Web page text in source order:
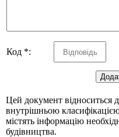
Код *:
Цей документ відноситься
внутрішньою
містять інформацію
будівництва.